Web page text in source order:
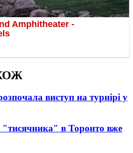
виступ на турнірі у
"тисячника" в Торонто вже